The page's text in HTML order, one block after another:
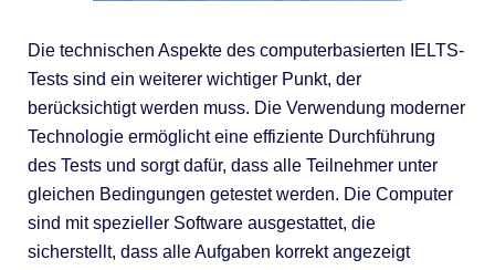
Die technischen Aspekte des computerbasierten IELTS-
Tests sind ein weiterer wichtiger Punkt, der
berücksichtigt werden muss. Die Verwendung moderner
Technologie ermöglicht eine effiziente Durchführung
des Tests und sorgt dafür, dass alle Teilnehmer unter
gleichen Bedingungen getestet werden. Die Computer
sind mit spezieller Software ausgestattet, die
sicherstellt, dass alle Aufgaben korrekt angezeigt